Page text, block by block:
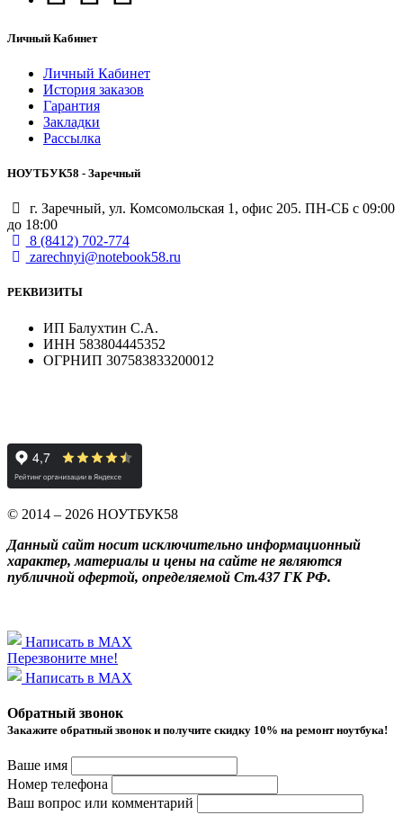
Личный Кабинет
Личный Кабинет
История заказов
Гарантия
Закладки
Рассылка
НОУТБУК58 - Заречный
г. Заречный, ул. Комсомольская 1, офис 205. ПН-СБ с 09:00
до 18:00
8 (8412) 702-774
zarechnyi@notebook58.ru
РЕКВИЗИТЫ
ИП Балухтин С.А.
ИНН 583804445352
ОГРНИП 307583833200012
© 2014 – 2026 НОУТБУК58
Данный сайт носит исключительно информационный
характер, материалы и цены на сайте не являются
публичной офертой, определяемой Ст.437 ГК РФ.
Написать в MAX
Перезвоните мне!
Написать в MAX
Обратный звонок
Закажите обратный звонок и получитe скидку 10% на ремонт ноутбука!
Ваше имя
Номер телефона
Ваш вопрос или комментарий